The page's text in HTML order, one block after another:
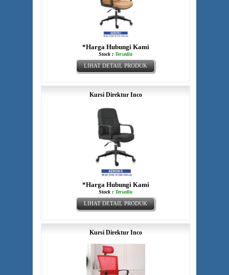
*Harga Hubungi Kami
Stock : Tersedia
LIHAT DETAIL PRODUK
Kursi Direktur Inco
*Harga Hubungi Kami
Stock : Tersedia
LIHAT DETAIL PRODUK
Kursi Direktur Inco